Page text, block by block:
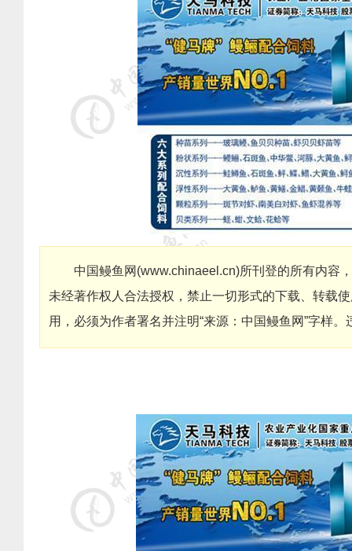
中国鳗鱼网 (www.chinaeel.cn)所刊登的所有内容
未经著作权人合法授权，禁止一切形式的下载、转载
用，必须为作者署名并注明“来源：中国鳗鱼网”字样